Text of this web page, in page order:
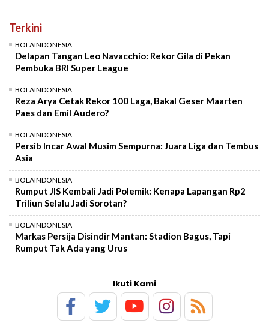
Terkini
BOLAINDONESIA
Delapan Tangan Leo Navacchio: Rekor Gila di Pekan
Pembuka BRI Super League
BOLAINDONESIA
Reza Arya Cetak Rekor 100 Laga, Bakal Geser Maarten
Paes dan Emil Audero?
BOLAINDONESIA
Persib Incar Awal Musim Sempurna: Juara Liga dan Tembus
Asia
BOLAINDONESIA
Rumput JIS Kembali Jadi Polemik: Kenapa Lapangan Rp2
Triliun Selalu Jadi Sorotan?
BOLAINDONESIA
Markas Persija Disindir Mantan: Stadion Bagus, Tapi
Rumput Tak Ada yang Urus
Ikuti Kami